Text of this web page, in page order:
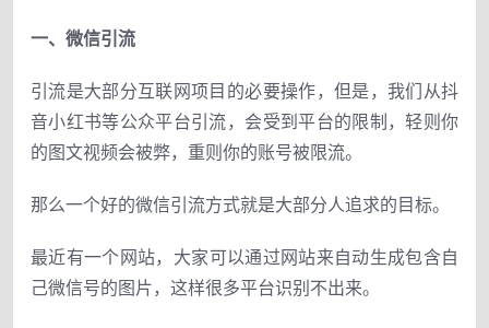
一、微信引流
引流是大部分互联网项目的必要操作， 但是，我们从抖
音小红书等公众平台引流，会受到平台的限制，轻则你
的图文视频会被弊， 重则你的账号被限流。
那么一个好的微信引流方式就是大部分人追求的目标。
最近有一个网站， 大家可以通过网站来自动生成包含自
己微信号的图片， 这样很多平台识别不出来。